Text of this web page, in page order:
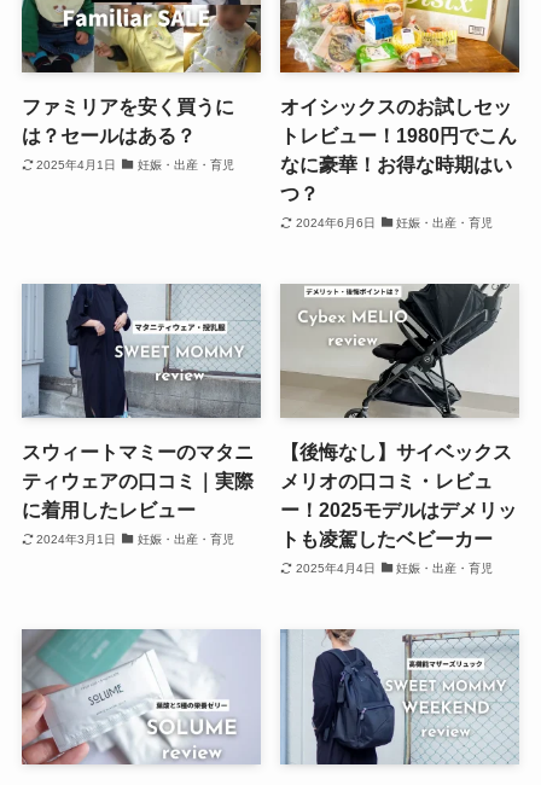
ファミリアを安く買うに
は？セールはある？
2025年4月1日 妊娠・出産・育児
オイシックスのお試しセッ
トレビュー！1980円でこん
なに豪華！お得な時期はい
つ？
2024年6月6日 妊娠・出産・育児
スウィートマミーのマタニ
ティウェアの口コミ｜実際
に着用したレビュー
2024年3月1日 妊娠・出産・育児
【後悔なし】サイベックス
メリオの口コミ・レビュ
ー！2025モデルはデメリッ
トも凌駕したベビーカー
2025年4月4日 妊娠・出産・育児